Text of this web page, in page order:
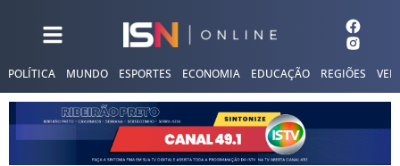
POLÍTICA MUNDO ESPORTES ECONOMIA EDUCAÇÃO REGIÕES